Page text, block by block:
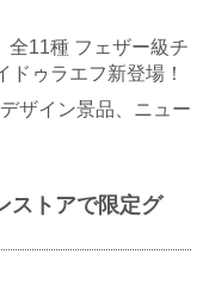
11種 フェザー級チ
ドゥラエフ新登場！
ザイン景品、ニュー
ストアで限定グ